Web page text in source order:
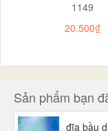
1149
20.500₫
Sản phẩm bạn
đĩa bầu